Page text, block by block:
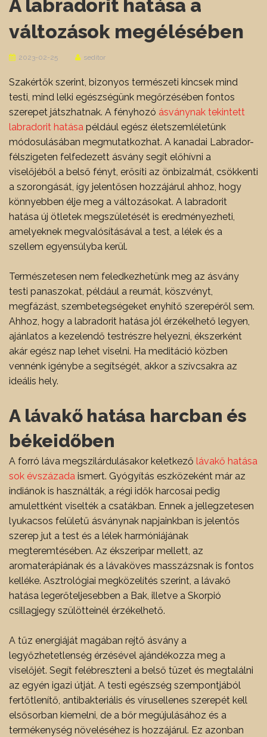
A labradorit hatása a
változások megélésében
2023-02-25 seditor
Szakértők szerint, bizonyos természeti kincsek mind
testi, mind lelki egészségünk megőrzésében fontos
szerepet játszhatnak. A fényhozó ásványnak tekintett
labradorit hatása például egész életszemléletünk
módosulásában megmutatkozhat. A kanadai Labrador-
félszigeten felfedezett ásvány segít előhívni a
viselőjéből a belső fényt, erősíti az önbizalmát, csökkenti
a szorongását, így jelentősen hozzájárul ahhoz, hogy
könnyebben élje meg a változásokat. A labradorit
hatása új ötletek megszületését is eredményezheti,
amelyeknek megvalósításával a test, a lélek és a
szellem egyensúlyba kerül.
Természetesen nem feledkezhetünk meg az ásvány
testi panaszokat, például a reumát, köszvényt,
megfázást, szembetegségeket enyhítő szerepéről sem.
Ahhoz, hogy a labradorit hatása jól érzékelhető legyen,
ajánlatos a kezelendő testrészre helyezni, ékszerként
akár egész nap lehet viselni. Ha meditáció közben
vennénk igénybe a segítségét, akkor a szívcsakra az
ideális hely.
A lávakő hatása harcban és
békeidőben
A forró láva megszilárdulásakor keletkező lávakő hatása
sok évszázada ismert. Gyógyítás eszközeként már az
indiánok is használták, a régi idők harcosai pedig
amulettként viselték a csatákban. Ennek a jellegzetesen
lyukacsos felületű ásványnak napjainkban is jelentős
szerep jut a test és a lélek harmóniájának
megteremtésében. Az ékszeripar mellett, az
aromaterápiának és a lávaköves masszázsnak is fontos
kelléke. Asztrológiai megközelítés szerint, a lávakő
hatása legerőteljesebben a Bak, illetve a Skorpió
csillagjegy szülötteinél érzékelhető.
A tűz energiáját magában rejtő ásvány a
legyőzhetetlenség érzésével ajándékozza meg a
viselőjét. Segít felébreszteni a belső tüzet és megtalálni
az egyén igazi útját. A testi egészség szempontjából
fertőtlenítő, antibakteriális és vírusellenes szerepét kell
elsősorban kiemelni, de a bőr megújulásához és a
termékenység növeléséhez is hozzájárul. Ez azonban